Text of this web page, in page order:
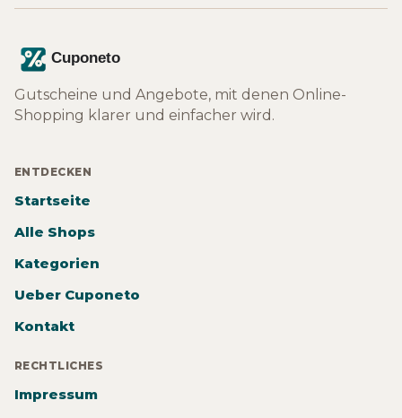
Gutscheine und Angebote, mit denen Online-
Shopping klarer und einfacher wird.
ENTDECKEN
Startseite
Alle Shops
Kategorien
Ueber Cuponeto
Kontakt
RECHTLICHES
Impressum